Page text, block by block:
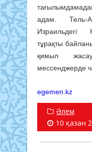
адам. Тель-
Израильдегі
тұрақты
қимыл
мессенджерде
egemen.kz
Әлем
10 қазан